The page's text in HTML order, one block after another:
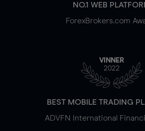
NO.1 WEB
ForexBrokers.com
VINNER
2022
BEST MOBILE TRADING
ADVFN International